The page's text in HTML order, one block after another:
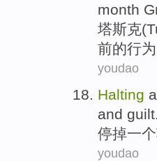
month
塔斯克(
前的行为
youdao
Halting a
and guilt
停掉一个
youdao